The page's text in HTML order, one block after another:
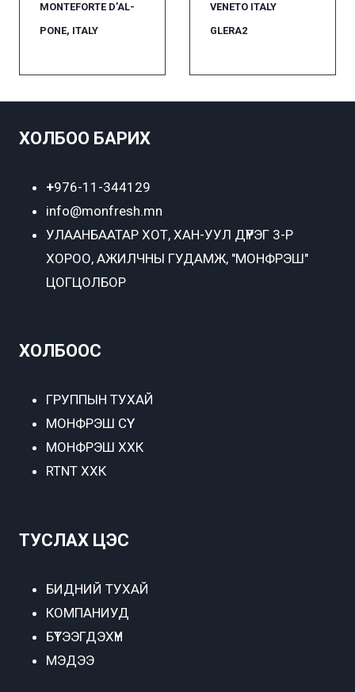
MONTEFORTE D’AL-
PONE, ITALY
VENETO ITALY
GLERA2
ХОЛБОО БАРИХ
+976-11-344129
info@monfresh.mn
УЛААНБААТАР ХОТ, ХАН-УУЛ ДҮҮРЭГ 3-Р
ХОРОО, АЖИЛЧНЫ ГУДАМЖ, "МОНФРЭШ"
ЦОГЦОЛБОР
ХОЛБООС
ГРУППЫН ТУХАЙ
МОНФРЭШ СҮҮ
МОНФРЭШ ХХК
RTNT ХХК
ТУСЛАХ ЦЭС
БИДНИЙ ТУХАЙ
КОМПАНИУД
БҮТЭЭГДЭХҮҮН
МЭДЭЭ